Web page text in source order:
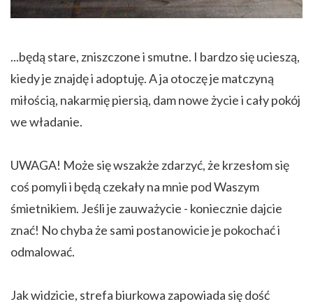
...będą stare, zniszczone i smutne. I bardzo się ucieszą,
kiedy je znajdę i adoptuję. A ja otoczę je matczyną
miłością, nakarmię piersią, dam nowe życie i cały pokój
we władanie.
UWAGA! Może się wszakże zdarzyć, że krzesłom się
coś pomyli i będą czekały na mnie pod Waszym
śmietnikiem. Jeśli je zauważycie - koniecznie dajcie
znać! No chyba że sami postanowicie je pokochać i
odmalować.
Jak widzicie, strefa biurkowa zapowiada się dość